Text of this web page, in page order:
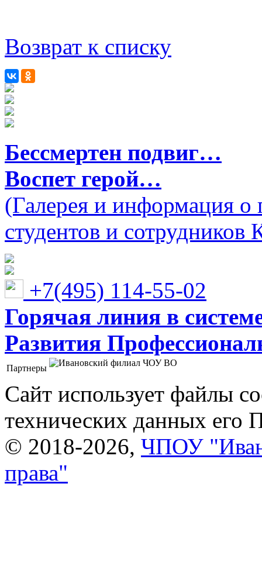
Возврат к списку
Бессмертен подвиг…
Воспет герой…
(Галерея и информация
студентов и сотрудников
+7(495) 114-55-02
Горячая линия в
Развития
Партнеры
Сайт использует файлы
технических данных его
© 2018-2026, ЧПОУ
права"